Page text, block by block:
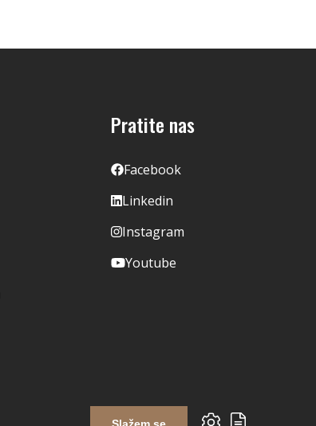
Pratite nas
Facebook
Linkedin
Instagram
Youtube